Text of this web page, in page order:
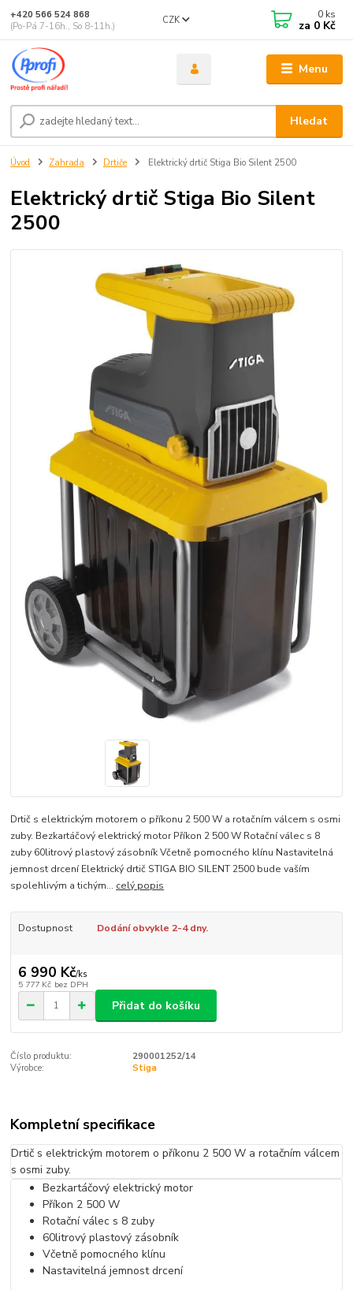
Menu
CZK
Hledat
+420 566 524 868
(Po-Pá 7-16h., So 8-11h.)
0 ks
za 0 Kč
Úvod Zahrada Drtiče Elektrický drtič Stiga Bio Silent 2500
Elektrický drtič Stiga Bio Silent
2500
Drtič s elektrickým motorem o příkonu 2 500 W a rotačním válcem s osmi
zuby. Bezkartáčový elektrický motor Příkon 2 500 W Rotační válec s 8
zuby 60litrový plastový zásobník Včetně pomocného klínu Nastavitelná
jemnost drcení Elektrický drtič STIGA BIO SILENT 2500 bude vaším
spolehlivým a tichým... celý popis
Dostupnost Dodání obvykle 2-4 dny.
6 990 Kč/ks
5 777 Kč bez DPH
Přidat do košíku
Číslo produktu:
290001252/14
Výrobce:
Stiga
Kompletní specifikace
Drtič s elektrickým motorem o příkonu 2 500 W a rotačním válcem
s osmi zuby.
Bezkartáčový elektrický motor
Příkon 2 500 W
Rotační válec s 8 zuby
60litrový plastový zásobník
Včetně pomocného klínu
Nastavitelná jemnost drcení